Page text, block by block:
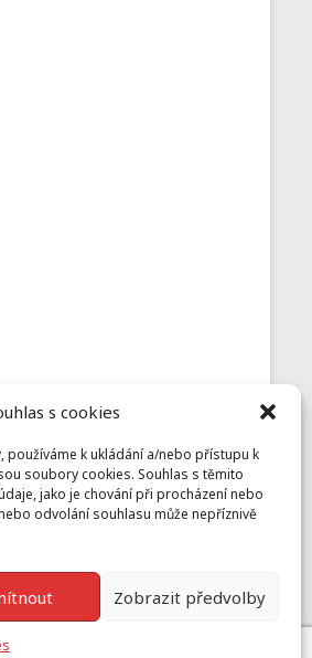
s cookies
používáme k ukládání a/nebo přístupu k
soubory cookies. Souhlas s těmito
jako je chování při procházení nebo
odvolání souhlasu může nepříznivě
Zobrazit předvolby
04